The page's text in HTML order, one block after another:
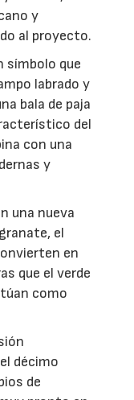
y
al proyecto.
símbolo que
labrado y
bala de paja
del
con una
y
una nueva
el
en
que el verde
como
décimo
de